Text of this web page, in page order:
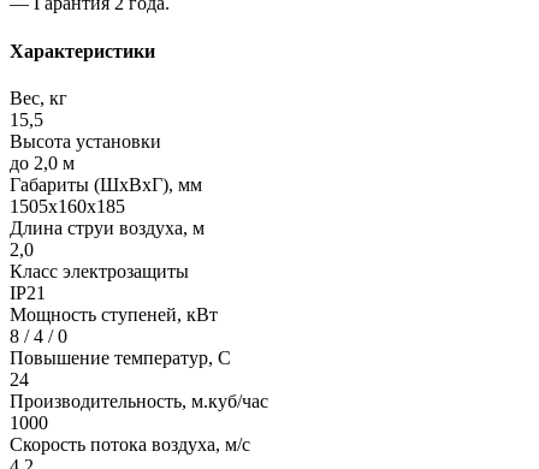
Характеристики
Вес, кг
15,5
Высота установки
до 2,0 м
Габариты (ШхВхГ), мм
1505x160x185
Длина струи воздуха, м
2,0
Класс электрозащиты
IP21
Мощность ступеней, кВт
8 / 4 / 0
Повышение температур, С
24
Производительность, м.куб/час
1000
Скорость потока воздуха, м/с